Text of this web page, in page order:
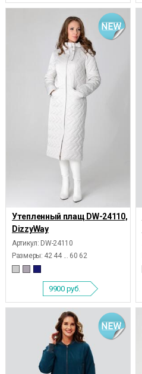
Утепленный плащ DW-24110,
DizzyWay
Артикул: DW-24110
Размеры: 42 44 ... 60 62
9900 руб.